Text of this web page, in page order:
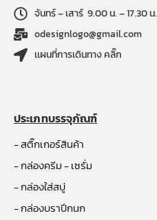
จันทร์ – เสาร์ 9.00 น. – 17.30 น.
odesignlogo@gmail.com
เเผนที่การเดินทาง คลิ๊ก
ประเภทบรรจุภัณฑ์
- สติ๊กเกอร์สินค้า
- กล่องครีม - เซรั่ม
- กล่องใส่สบู่
- กล่องบราปีกนก